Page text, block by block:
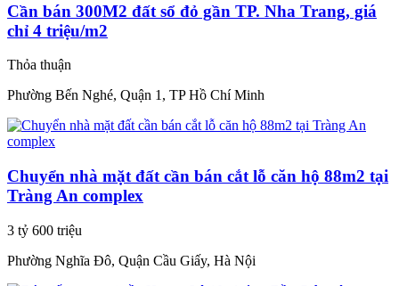
Cần bán 300M2 đất sổ đỏ gần TP. Nha Trang, giá
chỉ 4 triệu/m2
Thỏa thuận
Phường Bến Nghé, Quận 1, TP Hồ Chí Minh
Chuyển nhà mặt đất cần bán cắt lỗ căn hộ 88m2 tại
Tràng An complex
3 tỷ 600 triệu
Phường Nghĩa Đô, Quận Cầu Giấy, Hà Nội